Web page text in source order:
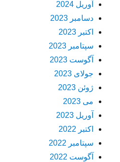
آوریل 2024
دسامبر 2023
اکتبر 2023
سپتامبر 2023
آگوست 2023
جولای 2023
ژوئن 2023
می 2023
آوریل 2023
اکتبر 2022
سپتامبر 2022
آگوست 2022